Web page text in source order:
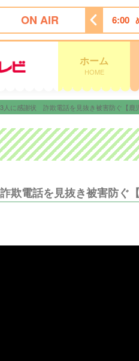
ON AIR
ＴＨＥフィッシング 6:00
ホーム
HOME
人に感謝状 詐欺電話を見抜き被害防ぐ【鹿
電話を見抜き被害防ぐ【